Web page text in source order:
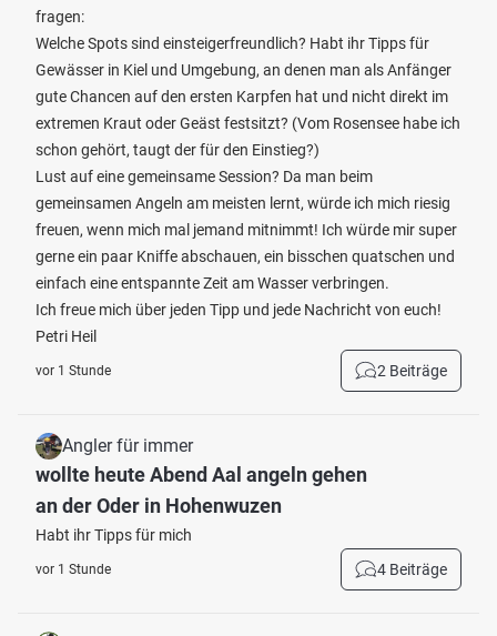
fragen:
Welche Spots sind einsteigerfreundlich? Habt ihr Tipps für
Gewässer in Kiel und Umgebung, an denen man als Anfänger
gute Chancen auf den ersten Karpfen hat und nicht direkt im
extremen Kraut oder Geäst festsitzt? (Vom Rosensee habe ich
schon gehört, taugt der für den Einstieg?)
Lust auf eine gemeinsame Session? Da man beim
gemeinsamen Angeln am meisten lernt, würde ich mich riesig
freuen, wenn mich mal jemand mitnimmt! Ich würde mir super
gerne ein paar Kniffe abschauen, ein bisschen quatschen und
einfach eine entspannte Zeit am Wasser verbringen.
Ich freue mich über jeden Tipp und jede Nachricht von euch!
Petri Heil
vor 1 Stunde 2 Beiträge
Angler für immer
wollte heute Abend Aal angeln gehen
an der Oder in Hohenwuzen
Habt ihr Tipps für mich
vor 1 Stunde 4 Beiträge